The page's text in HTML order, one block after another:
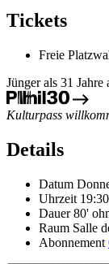
Tickets
Freie
Jünger als 31
Kulturpass
Details
Datum
Uhrzeit 19:30
Dauer 80'
Raum Salle
Abonnement